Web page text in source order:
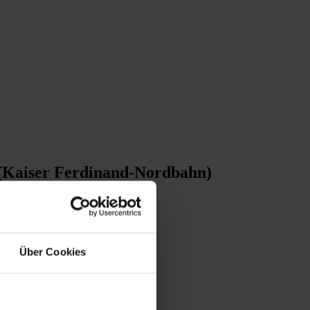
Über Cookies
Ferdinand-Nordbahn)
in Baden